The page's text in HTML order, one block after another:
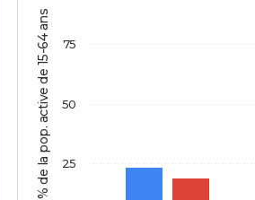
% de la pop. active de 15-64 ans 25
50
75